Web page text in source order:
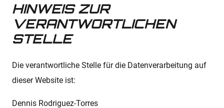
HINWEIS ZUR
VERANTWORTLICHEN
STELLE
Die verantwortliche Stelle für die Datenverarbeitung auf
dieser Website ist:
Dennis Rodriguez-Torres